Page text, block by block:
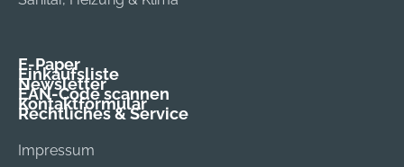
E-Paper
Einkaufsliste
Newsletter
EAN-Code scannen
Kontaktformular
Rechtliches & Service
Impressum